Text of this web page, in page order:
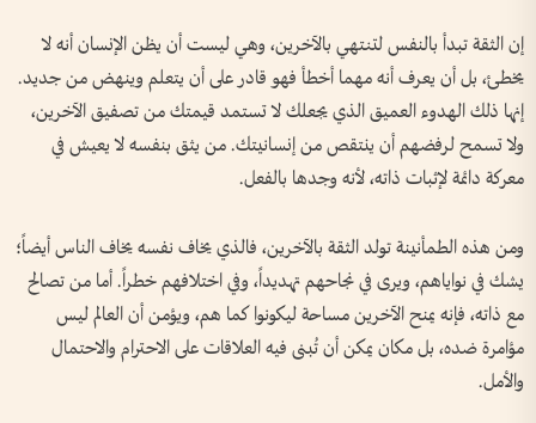
إن الثقة تبدأ بالنفس لتنتهي بالآخرين، وهي ليست أن يظن الإنسان أنه لا
يخطئ، بل أن يعرف أنه مهما أخطأ فهو قادر على أن يتعلم وينهض من جديد.
إنها ذلك الهدوء العميق الذي يجعلك لا تستمد قيمتك من تصفيق الآخرين،
ولا تسمح لرفضهم أن ينتقص من إنسانيتك. من يثق بنفسه لا يعيش في
معركة دائمة لإثبات ذاته، لأنه وجدها بالفعل.
ومن هذه الطمأنينة تولد الثقة بالآخرين، فالذي يخاف نفسه يخاف الناس أيضاً؛
يشك في نواياهم، ويرى في نجاحهم تهديداً، وفي اختلافهم خطراً. أما من تصالح
مع ذاته، فإنه يمنح الآخرين مساحة ليكونوا كما هم، ويؤمن أن العالم ليس
مؤامرة ضده، بل مكان يمكن أن تُبنى فيه العلاقات على الاحترام والاحتمال
والأمل.